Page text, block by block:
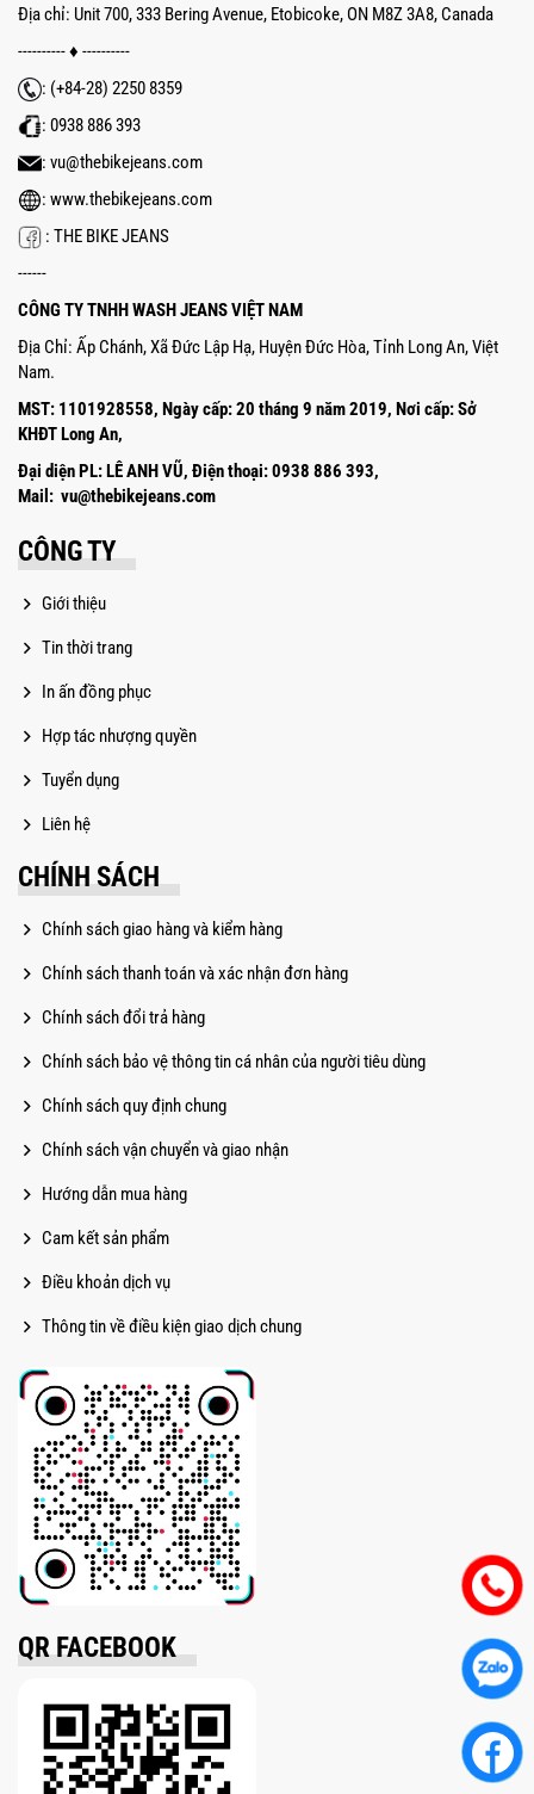
Địa chỉ: Unit 700, 333 Bering Avenue, Etobicoke, ON M8Z 3A8, Canada
---------- ♦ ----------
: (+84-28) 2250 8359
: 0938 886 393
: vu@thebikejeans.com
: www.thebikejeans.com
: THE BIKE JEANS
------
CÔNG TY TNHH WASH JEANS VIỆT NAM
Địa Chỉ: Ấp Chánh, Xã Đức Lập Hạ, Huyện Đức Hòa, Tỉnh Long An, Việt
Nam.
MST: 1101928558, Ngày cấp: 20 tháng 9 năm 2019, Nơi cấp: Sở
KHĐT Long An,
Đại diện PL: LÊ ANH VŨ, Điện thoại: 0938 886 393,
Mail: vu@thebikejeans.com
CÔNG TY
Giới thiệu
Tin thời trang
In ấn đồng phục
Hợp tác nhượng quyền
Tuyển dụng
Liên hệ
CHÍNH SÁCH
Chính sách giao hàng và kiểm hàng
Chính sách thanh toán và xác nhận đơn hàng
Chính sách đổi trả hàng
Chính sách bảo vệ thông tin cá nhân của người tiêu dùng
Chính sách quy định chung
Chính sách vận chuyển và giao nhận
Hướng dẫn mua hàng
Cam kết sản phẩm
Điều khoản dịch vụ
Thông tin về điều kiện giao dịch chung
QR FACEBOOK